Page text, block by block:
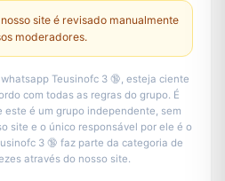
site é revisado manualmente
moderadores.
Teusinofc 3 🔞, esteja ciente
com todas as regras do grupo. É
é um grupo independente, sem
site e o único responsável por ele é o
3 🔞 faz parte da categoria de
através do nosso site.